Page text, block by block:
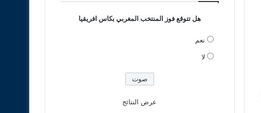
هل تتوقع فوز المنتخب المغربي بكاس افريقيا
نعم
لا
عرض النتائج